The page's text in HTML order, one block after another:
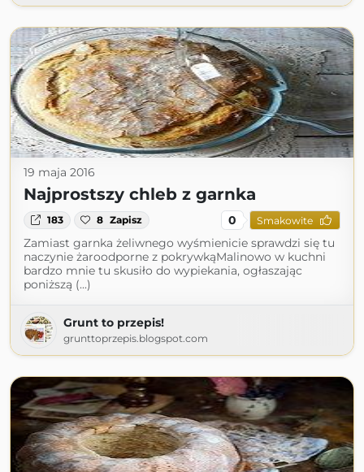
19 maja 2016
Najprostszy chleb z garnka
183 8 Zapisz 0 Smakowite
Zamiast garnka żeliwnego wyśmienicie sprawdzi się tu
naczynie żaroodporne z pokrywkąMalinowo w kuchni
bardzo mnie tu skusiło do wypiekania, ogłaszając
poniższą (...)
Grunt to przepis!
grunttoprzepis.blogspot.com